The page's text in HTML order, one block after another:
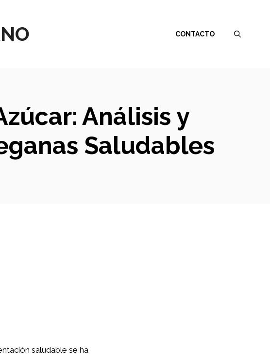
CONTACTO
Análisis y
Saludables
saludable se ha